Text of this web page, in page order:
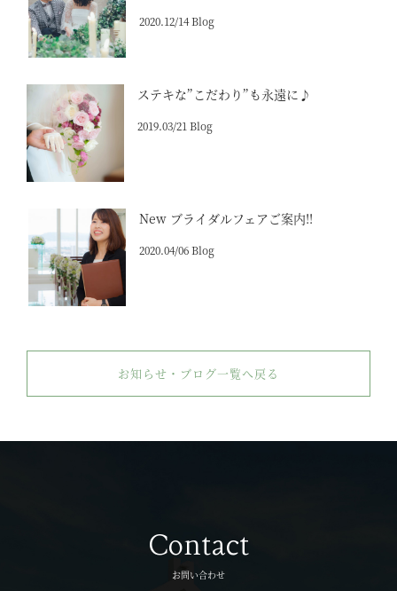
2020.12/14 Blog
ステキな”こだわり”も永遠に♪
2019.03/21 Blog
New ブライダルフェアご案内!!
2020.04/06 Blog
お知らせ・ブログ一覧へ戻る
Contact
お問い合わせ